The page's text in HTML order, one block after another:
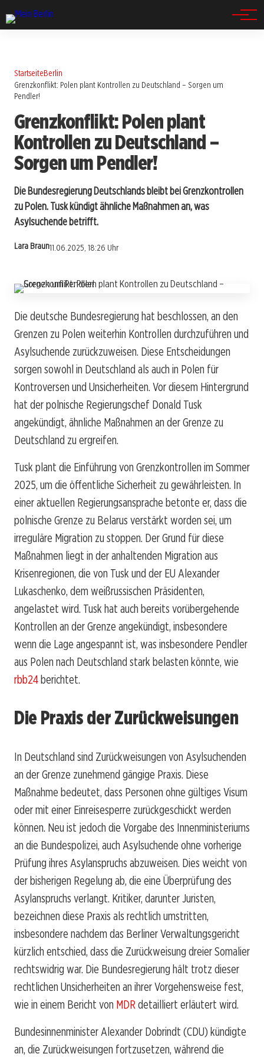
StartseiteBerlin
Grenzkonflikt: Polen plant Kontrollen zu Deutschland – Sorgen um
Pendler!
Grenzkonflikt: Polen plant
Kontrollen zu Deutschland –
Sorgen um Pendler!
Die Bundesregierung Deutschlands bleibt bei Grenzkontrollen
zu Polen. Tusk kündigt ähnliche Maßnahmen an, was
Asylsuchende betrifft.
Lara Braun11.06.2025, 18:26 Uhr
Die deutsche Bundesregierung hat beschlossen, an den
Grenzen zu Polen weiterhin Kontrollen durchzuführen und
Asylsuchende zurückzuweisen. Diese Entscheidungen
sorgen sowohl in Deutschland als auch in Polen für
Kontroversen und Unsicherheiten. Vor diesem Hintergrund
hat der polnische Regierungschef Donald Tusk
angekündigt, ähnliche Maßnahmen an der Grenze zu
Deutschland zu ergreifen.
Tusk plant die Einführung von Grenzkontrollen im Sommer
2025, um die öffentliche Sicherheit zu gewährleisten. In
einer aktuellen Regierungsansprache betonte er, dass die
polnische Grenze zu Belarus verstärkt worden sei, um
irreguläre Migration zu stoppen. Der Grund für diese
Maßnahmen liegt in der anhaltenden Migration aus
Krisenregionen, die von Tusk und der EU Alexander
Lukaschenko, dem weißrussischen Präsidenten,
angelastet wird. Tusk hat auch bereits vorübergehende
Kontrollen an der Grenze angekündigt, insbesondere
wenn die Lage angespannt ist, was insbesondere Pendler
aus Polen nach Deutschland stark belasten könnte, wie
rbb24berichtet.
Die Praxis der Zurückweisungen
In Deutschland sind Zurückweisungen von Asylsuchenden
an der Grenze zunehmend gängige Praxis. Diese
Maßnahme bedeutet, dass Personen ohne gültiges Visum
oder mit einer Einreisesperre zurückgeschickt werden
können. Neu ist jedoch die Vorgabe des Innenministeriums
an die Bundespolizei, auch Asylsuchende ohne vorherige
Prüfung ihres Asylanspruchs abzuweisen. Dies weicht von
der bisherigen Regelung ab, die eine Überprüfung des
Asylanspruchs verlangt. Kritiker, darunter Juristen,
bezeichnen diese Praxis als rechtlich umstritten,
insbesondere nachdem das Berliner Verwaltungsgericht
kürzlich entschied, dass die Zurückweisung dreier Somalier
rechtswidrig war. Die Bundesregierung hält trotz dieser
rechtlichen Unsicherheiten an ihrer Vorgehensweise fest,
wie in einem Bericht von MDR detailliert erläutert wird.
Bundesinnenminister Alexander Dobrindt (CDU) kündigte
an, die Zurückweisungen fortzusetzen, während die